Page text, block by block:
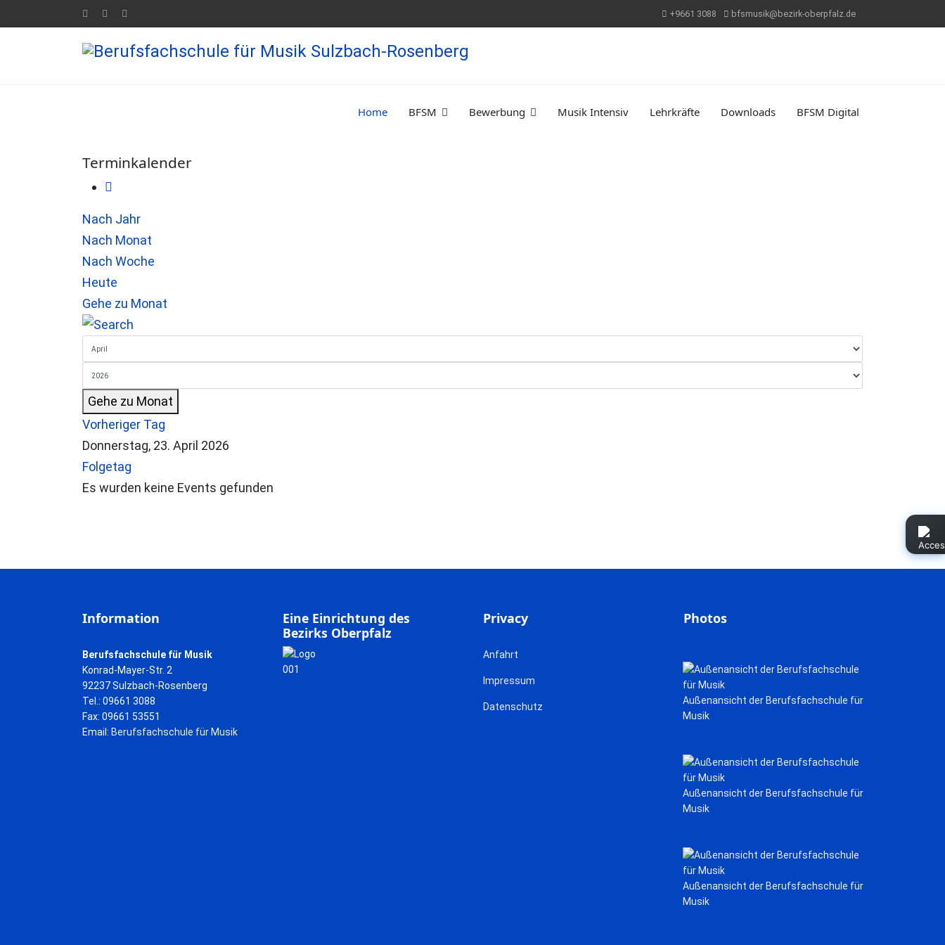
+9661 3088 bfsmusik@bezirk-oberpfalz.de
Home BFSM Bewerbung Musik Intensiv Lehrkräfte Downloads BFSM Digital
Terminkalender
Nach Jahr
Nach Monat
Nach Woche
Heute
Gehe zu Monat
Gehe zu Monat
Vorheriger Tag
Donnerstag, 23. April 2026
Folgetag
Es wurden keine Events gefunden
Information
Berufsfachschule für Musik
Konrad-Mayer-Str. 2
92237 Sulzbach-Rosenberg
Tel.: 09661 3088
Fax: 09661 53551
Email: Berufsfachschule für Musik
Eine Einrichtung des
Bezirks Oberpfalz
Privacy
Anfahrt
Impressum
Datenschutz
Photos
Außenansicht der Berufsfachschule für
Musik
Außenansicht der Berufsfachschule für
Musik
Außenansicht der Berufsfachschule für
Musik